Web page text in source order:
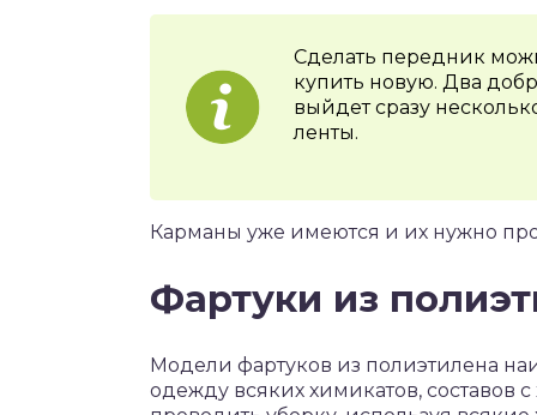
Сделать передник
купить новую. Два
выйдет сразу
ленты.
Карманы уже имеются и их нужно
Фартуки из
Модели фартуков из полиэтилена
одежду всяких химикатов,